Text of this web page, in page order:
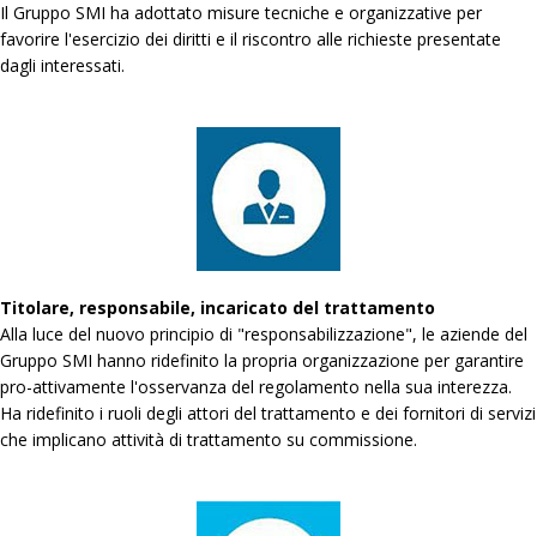
Il Gruppo SMI ha adottato misure tecniche e organizzative per
favorire l'esercizio dei diritti e il riscontro alle richieste presentate
dagli interessati.
Titolare, responsabile, incaricato del trattamento
Alla luce del nuovo principio di "responsabilizzazione", le aziende del
Gruppo SMI hanno ridefinito la propria organizzazione per garantire
pro-attivamente l'osservanza del regolamento nella sua interezza.
Ha ridefinito i ruoli degli attori del trattamento e dei fornitori di servizi
che implicano attività di trattamento su commissione.